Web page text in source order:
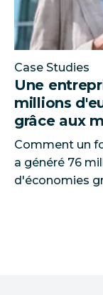
Case Studies
Une
millions
grâce aux
Comment un
a généré 76
d'économies